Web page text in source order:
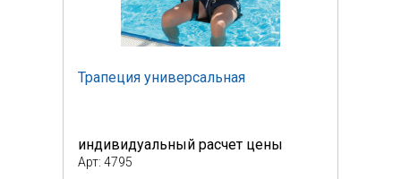
Трапеция универсальная
индивидуальный расчет цены
Арт: 4795